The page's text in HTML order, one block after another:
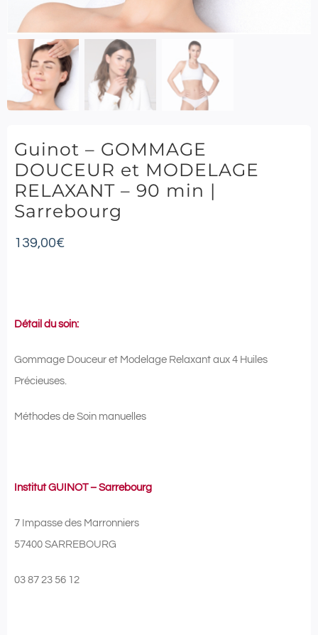
Guinot – GOMMAGE
DOUCEUR et MODELAGE
RELAXANT – 90 min |
Sarrebourg
139,00€
Détail du soin:
Gommage Douceur et Modelage Relaxant aux 4 Huiles
Précieuses.
Méthodes de Soin manuelles
Institut GUINOT – Sarrebourg
7 Impasse des Marronniers
57400 SARREBOURG
03 87 23 56 12